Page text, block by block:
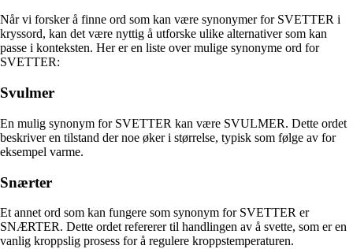
Når vi forsker å finne ord som kan være synonymer for SVETTER i
kryssord, kan det være nyttig å utforske ulike alternativer som kan
passe i konteksten. Her er en liste over mulige synonyme ord for
SVETTER:
Svulmer
En mulig synonym for SVETTER kan være SVULMER. Dette ordet
beskriver en tilstand der noe øker i størrelse, typisk som følge av for
eksempel varme.
Snærter
Et annet ord som kan fungere som synonym for SVETTER er
SNÆRTER. Dette ordet refererer til handlingen av å svette, som er en
vanlig kroppslig prosess for å regulere kroppstemperaturen.